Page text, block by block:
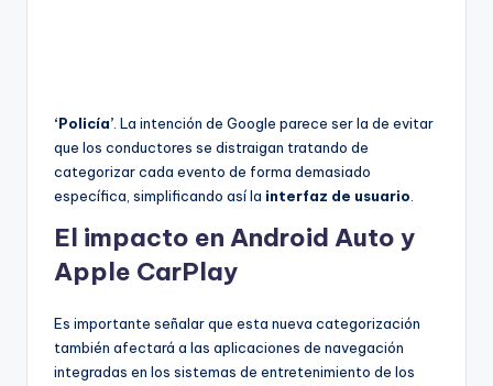
‘Policía’ . La intención de Google parece ser la de evitar
que los conductores se distraigan tratando de
categorizar cada evento de forma demasiado
específica, simplificando así la interfaz de usuario
El impacto en Android Auto y
Apple CarPlay
Es importante señalar que esta nueva categorización
también afectará a las aplicaciones de navegación
integradas en los sistemas de entretenimiento de los